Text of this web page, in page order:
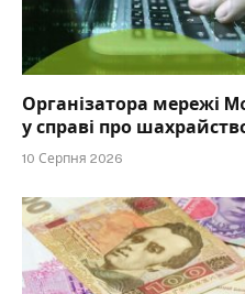
Організатора мережі
у справі про
10 Серпня 2026